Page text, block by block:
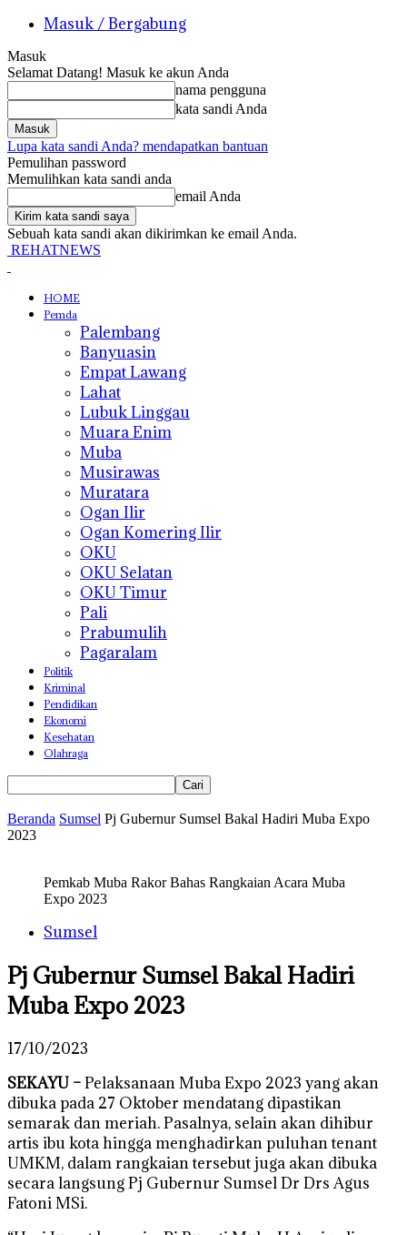
Masuk / Bergabung
Masuk
Selamat Datang! Masuk ke akun Anda
nama pengguna
kata sandi Anda
Lupa kata sandi Anda? mendapatkan bantuan
Pemulihan password
Memulihkan kata sandi anda
email Anda
Sebuah kata sandi akan dikirimkan ke email Anda.
REHATNEWS
HOME
Pemda
Palembang
Banyuasin
Empat Lawang
Lahat
Lubuk Linggau
Muara Enim
Muba
Musirawas
Muratara
Ogan Ilir
Ogan Komering Ilir
OKU
OKU Selatan
OKU Timur
Pali
Prabumulih
Pagaralam
Politik
Kriminal
Pendidikan
Ekonomi
Kesehatan
Olahraga
Beranda Sumsel Pj Gubernur Sumsel Bakal Hadiri Muba Expo
2023
Pemkab Muba Rakor Bahas Rangkaian Acara Muba
Expo 2023
Sumsel
Pj Gubernur Sumsel Bakal Hadiri
Muba Expo 2023
17/10/2023
SEKAYU –Pelaksanaan Muba Expo 2023 yang akan
dibuka pada 27 Oktober mendatang dipastikan
semarak dan meriah. Pasalnya, selain akan dihibur
artis ibu kota hingga menghadirkan puluhan tenant
UMKM, dalam rangkaian tersebut juga akan dibuka
secara langsung Pj Gubernur Sumsel Dr Drs Agus
Fatoni MSi.